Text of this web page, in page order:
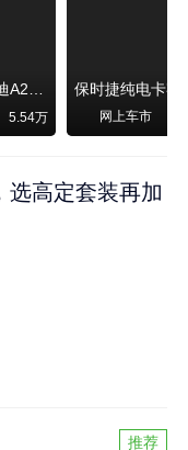
时隔21年，奥迪A2强势归来！
5.54万 网上车市
选高定套装再加
推荐